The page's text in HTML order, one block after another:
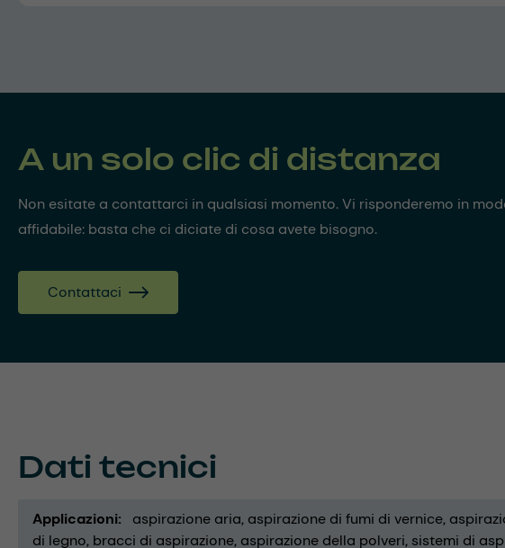
A un solo clic di distanza
Non esitate a contattarci in qualsiasi momento. Vi risponderemo in
affidabile: basta che ci diciate di cosa avete bisogno.
Contattaci
Dati tecnici
Applicazioni aspirazione aria aspirazione di fumi di vernice
di legno bracci di aspirazione aspirazione della polveri sistemi di